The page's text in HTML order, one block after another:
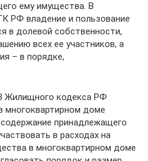
ему имущества. В
РФ владение и пользование
в долевой собственности,
всех ее участников, а
– в порядке,
Жилищного кодекса РФ
многоквартирном доме
принадлежащего
в расходах на
в многоквартирном доме